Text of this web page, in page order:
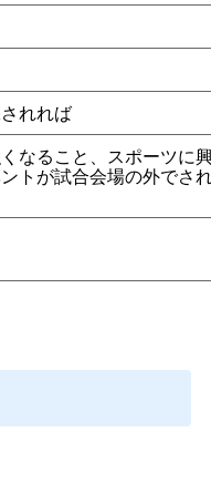
れれば
なること、スポーツに
トが試合会場の外でさ